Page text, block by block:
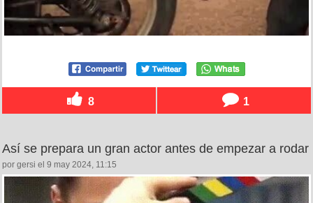
8 1
Así se prepara un gran actor antes de empezar a rodar
por gersi el 9 may 2024, 11:15